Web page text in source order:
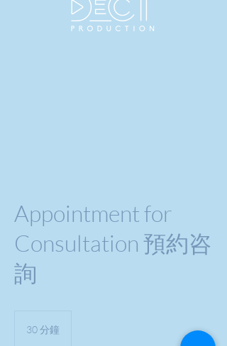
Appointment for
Consultation 預約咨
詢
30 分鐘